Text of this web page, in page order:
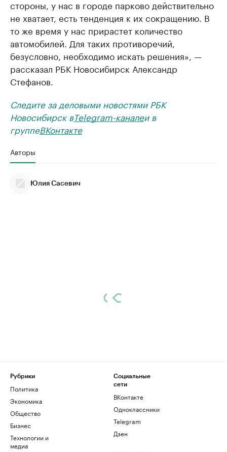
стороны, у нас в городе парково действительно
не хватает, есть тенденция к их сокращению. В
то же время у нас прирастет количество
автомобилей. Для таких противоречий,
безусловно, необходимо искать решения», —
рассказал РБК Новосибирск Александр
Стефанов.
Следите за деловыми новостями РБК
Новосибирск вTelegram-каналеи в
группеВКонтакте
Авторы
Юлия Сасевич
Рубрики
Политика
Экономика
Общество
Бизнес
Технологии и
медиа
Социальные
сети
ВКонтакте
Одноклассники
Telegram
Дзен